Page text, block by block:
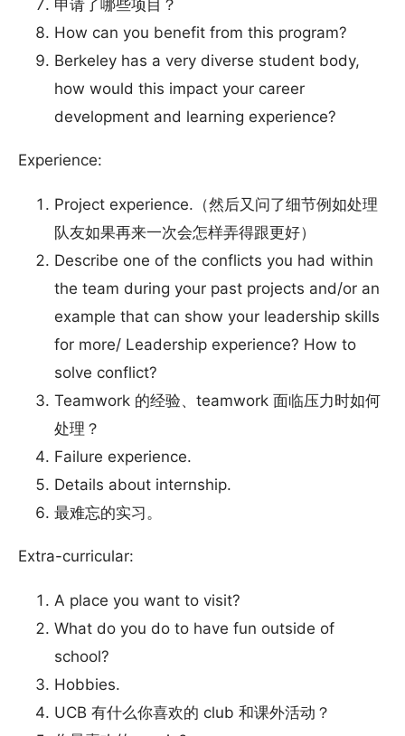
申请了哪些项目？
How can you benefit from this program?
Berkeley has a very diverse student body,
how would this impact your career
development and learning experience?
Experience:
Project experience.（然后又问了细节例如处理
队友如果再来一次会怎样弄得跟更好）
Describe one of the conflicts you had within
the team during your past projects and/or an
example that can show your leadership skills
for more/ Leadership experience? How to
solve conflict?
Teamwork 的经验、teamwork 面临压力时如何
处理？
Failure experience.
Details about internship.
最难忘的实习。
Extra-curricular:
A place you want to visit?
What do you do to have fun outside of
school?
Hobbies.
UCB 有什么你喜欢的 club 和课外活动？